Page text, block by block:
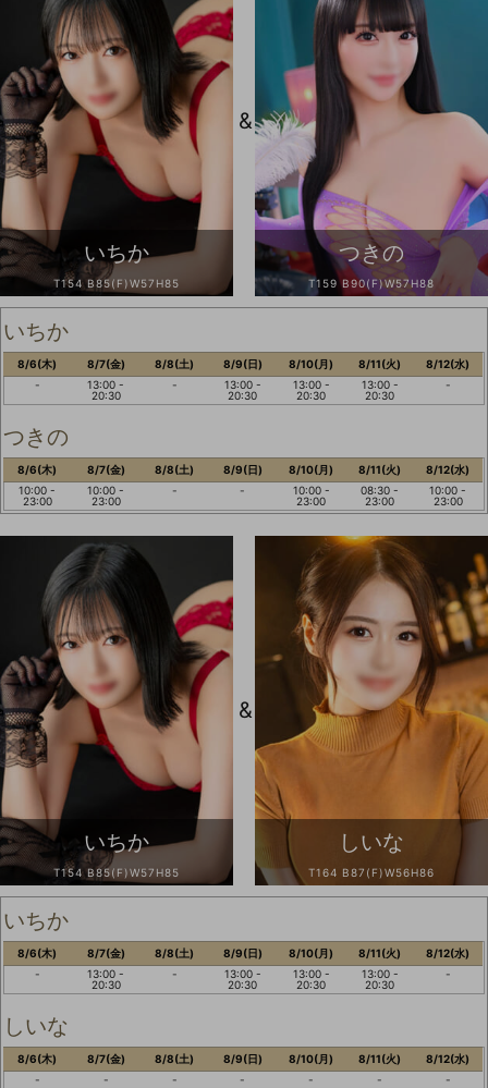
いちか
T154 B85(F)W57H85
&
つきの
T159 B90(F)W57H88
いちか
8/6(木)
-
8/7(金)
13:00 -
20:30
8/8(土)
-
8/9(日)
13:00 -
20:30
8/10(月)
13:00 -
20:30
8/11(火)
13:00 -
20:30
8/12(水)
-
つきの
8/6(木)
10:00 -
23:00
8/7(金)
10:00 -
23:00
8/8(土)
-
8/9(日)
-
8/10(月)
10:00 -
23:00
8/11(火)
08:30 -
23:00
8/12(水)
10:00 -
23:00
いちか
T154 B85(F)W57H85
&
しいな
T164 B87(F)W56H86
いちか
8/6(木)
-
8/7(金)
13:00 -
20:30
8/8(土)
-
8/9(日)
13:00 -
20:30
8/10(月)
13:00 -
20:30
8/11(火)
13:00 -
20:30
8/12(水)
-
しいな
8/6(木)
-
8/7(金)
-
8/8(土)
-
8/9(日)
-
8/10(月)
-
8/11(火)
-
8/12(水)
-